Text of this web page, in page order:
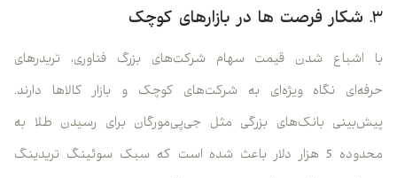
۳. شکار فرصت ها در بازارهای کوچک
با اشباع شدن قیمت سهام شرکت‌های بزرگ فناوری، تریدرهای
حرفه‌ای نگاه ویژه‌ای به شرکت‌های کوچک و بازار کالاها دارند.
پیش‌بینی بانک‌های بزرگی مثل جی‌پی‌مورگان برای رسیدن طلا به
محدوده 5 هزار دلار باعث شده است که سبک سوئینگ تریدینگ